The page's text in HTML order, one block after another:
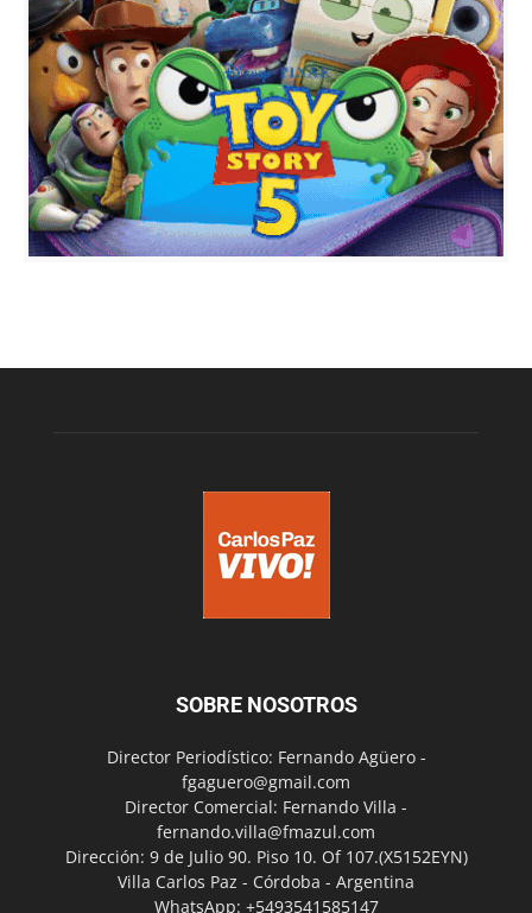
SOBRE NOSOTROS
Director Periodístico: Fernando Agüero -
fgaguero@gmail.com
Director Comercial: Fernando Villa -
fernando.villa@fmazul.com
Dirección: 9 de Julio 90. Piso 10. Of 107.(X5152EYN)
Villa Carlos Paz - Córdoba - Argentina
WhatsApp: +5493541585147